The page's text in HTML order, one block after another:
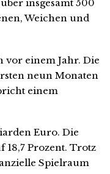
insgesamt 500
Weichen und
vor einem Jahr. Die
neun Monaten
einem
Euro. Die
18,7 Prozent. Trotz
Spielraum